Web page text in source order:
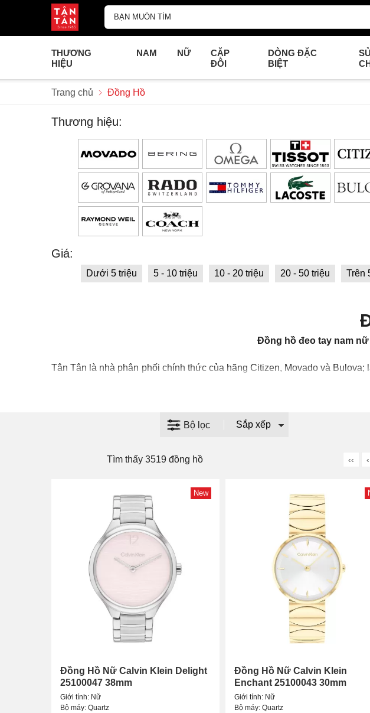
THƯƠNG
HIỆU
NAM NỮ
CẶP
ĐÔI
DÒNG ĐẶC
BIỆT
Trang chủ Đồng Hồ
Thương hiệu:
Giá:
Dưới 5 triệu 5 - 10 triệu 10 - 20 triệu 20 - 50 triệu Trên
Đồng hồ đeo tay nam nữ
Tân Tân là nhà phân phối chính thức của hãng Citizen, Movado và
Đồng Hồ Tân Tân có 20 Showroom với hơn 14.000 mẫu mã
Bộ lọc
Tìm thấy 3519 đồng hồ ‹‹ ‹
New
Đồng Hồ Nữ Calvin Klein Delight
25100047 38mm
Giới tính: Nữ
Bộ máy: Quartz
Đồng Hồ Nữ Calvin Klein
Enchant 25100043 30mm
Giới tính: Nữ
Bộ máy: Quartz